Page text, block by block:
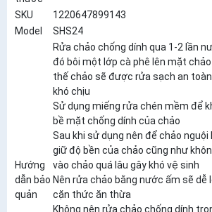
SKU
1220647899143
Model
SHS24
Hướng
dẫn bảo
quản
Rửa chảo chống dính qua 1-2 lần
đó bôi một lớp cà phê lên mặt
thế chảo sẽ được rửa sạch an
khó chịu
Sử dụng miếng rửa chén mềm để
bề mặt chống dính của chảo
Sau khi sử dụng nên để chảo nguội
giữ độ bền của chảo cũng như
vào chảo quá lâu gây khó vệ sinh
Nên rửa chảo bằng nước ấm sẽ dễ
cặn thức ăn thừa
Không nên rửa chảo chống dính